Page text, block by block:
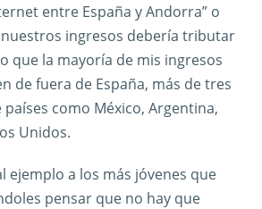
entre España y Andorra” o
nuestros ingresos debería tributar
que la mayoría de mis ingresos
de fuera de España, más de tres
como México, Argentina,
Unidos.
ejemplo a los más jóvenes que
pensar que no hay que